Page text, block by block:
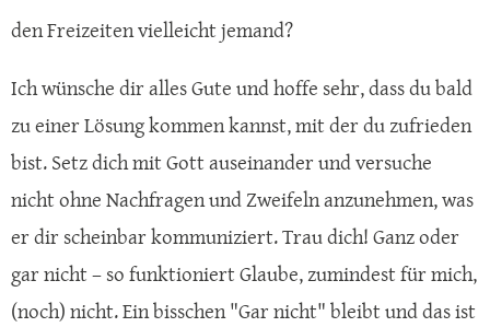
den Freizeiten vielleicht jemand?
Ich wünsche dir alles Gute und hoffe sehr, dass du bald
zu einer Lösung kommen kannst, mit der du zufrieden
bist. Setz dich mit Gott auseinander und versuche
nicht ohne Nachfragen und Zweifeln anzunehmen, was
er dir scheinbar kommuniziert. Trau dich! Ganz oder
gar nicht – so funktioniert Glaube, zumindest für mich,
(noch) nicht. Ein bisschen "Gar nicht" bleibt und das ist